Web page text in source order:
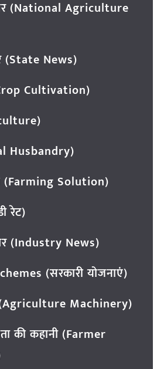
(National Agriculture
(State News)
Cultivation)
Husbandry)
(Farming Solution)
रेट)
(Industry News)
(सरकारी योजनाएं)
(Agriculture Machinery)
की कहानी (Farmer